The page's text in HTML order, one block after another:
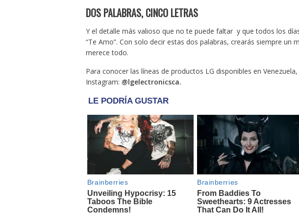
DOS PALABRAS, CINCO LETRAS
Y el detalle más valioso que no te puede faltar y que todos los
“Te Amo”. Con solo decir estas dos palabras, crearás siempre un
merece todo.
Para conocer las líneas de productos LG disponibles en
Instagram: @lgelectronicsca.